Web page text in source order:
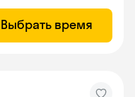
Выбрать время